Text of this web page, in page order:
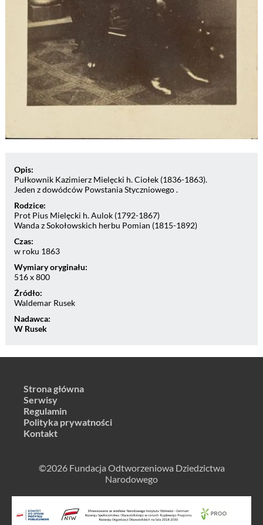
Opis:
Pułkownik Kazimierz Mielęcki h. Ciołek (1836-1863).
Jeden z dowódców Powstania Styczniowego .
Rodzice:
Prot Pius Mielęcki h. Aulok (1792-1867)
Wanda z Sokołowskich herbu Pomian (1815-1892)
Czas:
w roku 1863
Wymiary oryginału:
516 x 800
Źródło:
Waldemar Rusek
Nadawca:
W Rusek
Strona główna
Serwisy
Regulamin
Polityka prywatności
Kontakt
©2026 Fundacja Odtworzeniowa Dziedzictwa
Narodowego